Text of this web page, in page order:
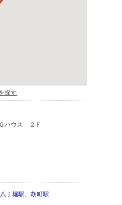
八丁堀駅、 胡町駅